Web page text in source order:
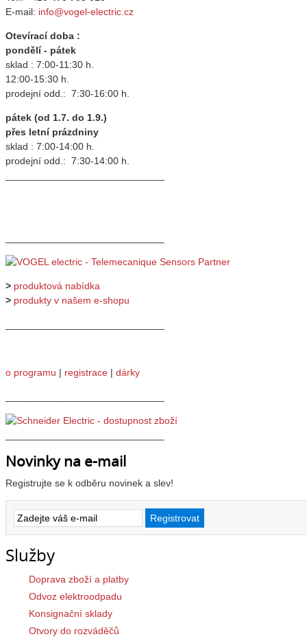
E-mail: info@vogel-electric.cz
Otevírací doba :
pondělí - pátek
sklad : 7:00-11:30 h.
12:00-15:30 h.
prodejní odd.: 7:30-16:00 h.
pátek (od 1.7. do 1.9.)
přes letní prázdniny
sklad : 7:00-14:00 h.
prodejní odd.: 7:30-14:00 h.
> produktová nabídka
> produkty v našem e-shopu
o programu | registrace | dárky
Novinky na e-mail
Registrujte se k odběru novinek a slev!
Služby
Doprava zboží a platby
Odvoz elektroodpadu
Konsignační sklady
Otvory do rozváděčů